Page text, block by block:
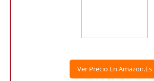
Ver Precio En Amazon.es